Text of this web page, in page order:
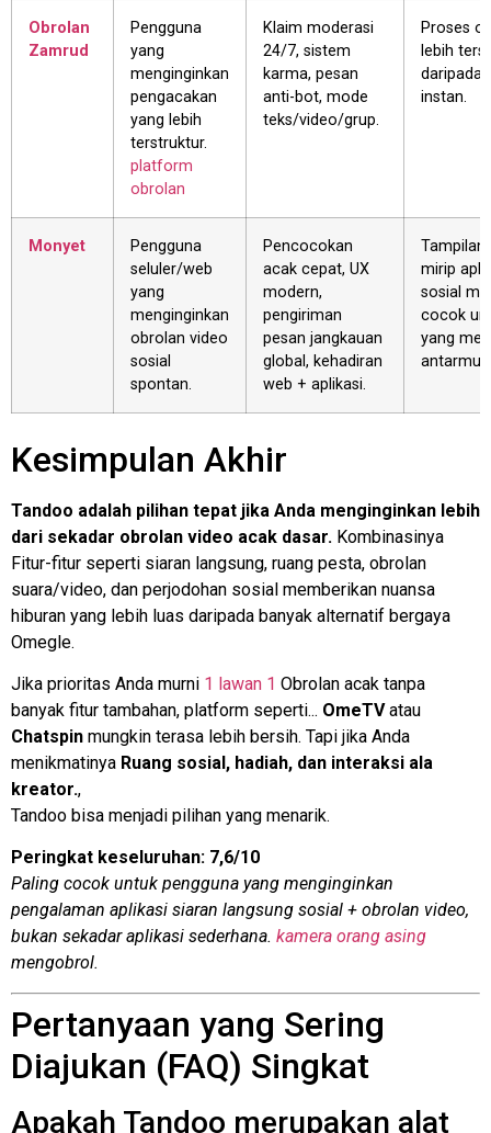
Obrolan
Zamrud
Pengguna
yang
menginginkan
pengacakan
yang lebih
terstruktur.
platform
obrolan
Klaim moderasi
24/7, sistem
karma, pesan
anti-bot, mode
teks/video/grup.
Proses
lebih
daripada
instan.
Monyet
Pengguna
seluler/web
yang
menginginkan
obrolan video
sosial
spontan.
Pencocokan
acak cepat, UX
modern,
pengiriman
pesan jangkauan
global, kehadiran
web + aplikasi.
Tampilan
mirip
sosial
cocok
yang
Kesimpulan Akhir
Tandoo adalah pilihan tepat jika Anda menginginkan lebih
dari sekadar obrolan video acak dasar. Kombinasinya
Fitur-fitur seperti siaran langsung, ruang pesta, obrolan
suara/video, dan perjodohan sosial memberikan nuansa
hiburan yang lebih luas daripada banyak alternatif bergaya
Omegle.
Jika prioritas Anda murni 1 lawan 1 Obrolan acak tanpa
banyak fitur tambahan, platform seperti... OmeTVatau
Chatspin mungkin terasa lebih bersih. Tapi jika Anda
menikmatinya Ruang sosial, hadiah, dan interaksi ala
kreator.,
Tandoo bisa menjadi pilihan yang menarik.
Peringkat keseluruhan: 7,6/10
Paling cocok untuk pengguna yang menginginkan
pengalaman aplikasi siaran langsung sosial + obrolan video,
bukan sekadar aplikasi sederhana. kamera orang asing
mengobrol.
Pertanyaan yang Sering
Diajukan (FAQ) Singkat
Apakah Tandoo merupakan alat